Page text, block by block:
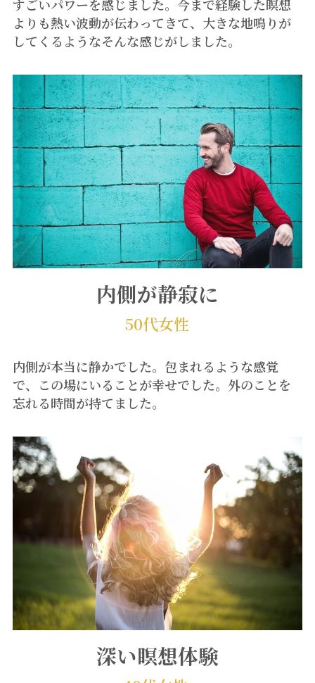
すごいパワーを感じました。今まで経験した瞑想
よりも熱い波動が伝わってきて、大きな地鳴りが
してくるようなそんな感じがしました。
内側が静寂に
50代女性
内側が本当に静かでした。包まれるような感覚
で、この場にいることが幸せでした。外のことを
忘れる時間が持てました。
深い瞑想体験